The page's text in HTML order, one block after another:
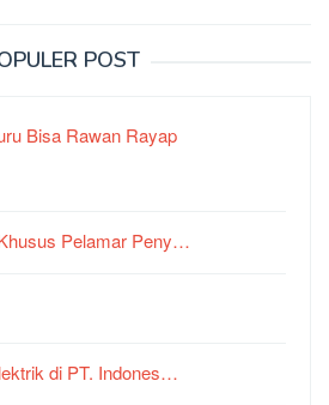
POST
Bisa Rawan Rayap
Pelamar Peny…
di PT. Indones…